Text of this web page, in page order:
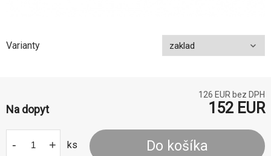
Varianty
126 EUR bez DPH
Na dopyt 152 EUR
- + ks Do košíka